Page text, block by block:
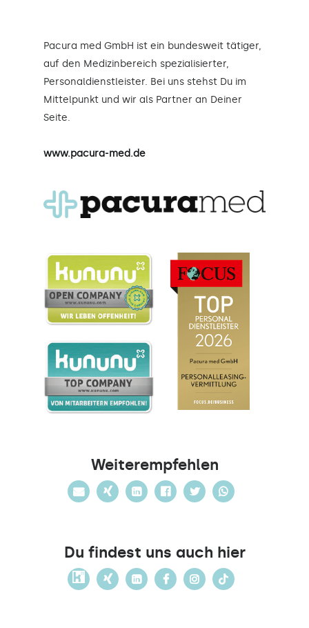
Pacura med GmbH ist ein bundesweit tätiger,
auf den Medizinbereich spezialisierter,
Personaldienstleister. Bei uns stehst Du im
Mittelpunkt und wir als Partner an Deiner
Seite.
www.pacura-med.de
Weiterempfehlen
Du findest uns auch hier